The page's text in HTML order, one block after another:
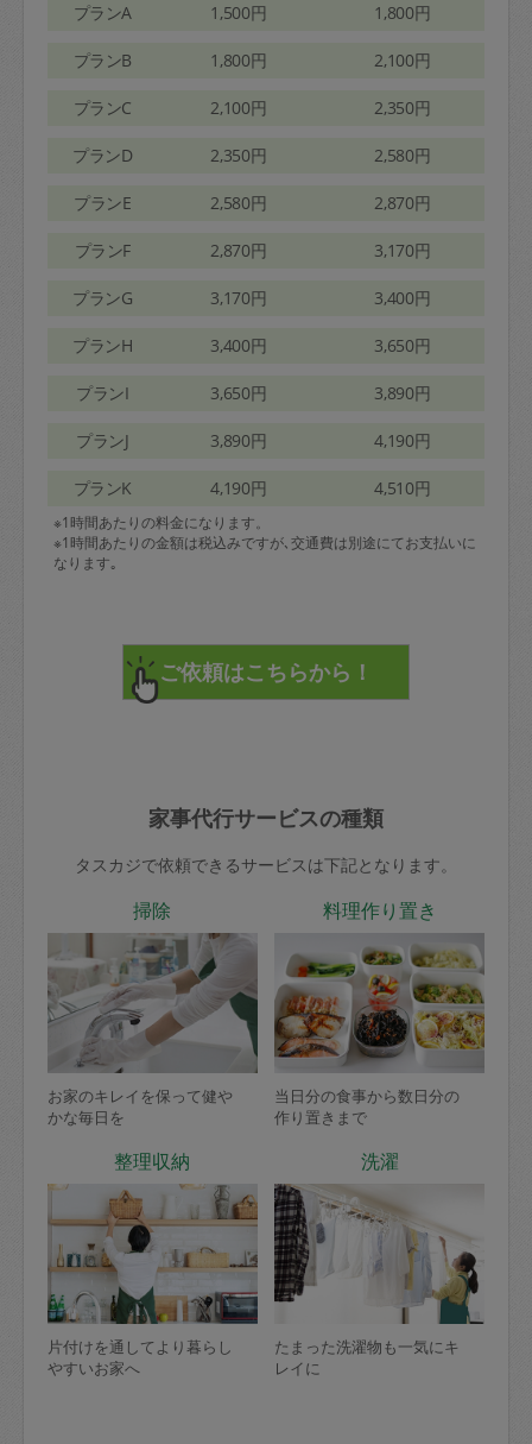
プランA 1,500円 1,800円
プランB 1,800円 2,100円
プランC 2,100円 2,350円
プランD 2,350円 2,580円
プランE 2,580円 2,870円
プランF 2,870円 3,170円
プランG 3,170円 3,400円
プランH 3,400円 3,650円
プランI 3,650円 3,890円
プランJ 3,890円 4,190円
プランK 4,190円 4,510円
※1時間あたりの料金になります。
※1時間あたりの金額は税込みですが､交通費は別途にてお支払いに
なります｡
家事代行サービスの種類
タスカジで依頼できるサービスは下記となります。
掃除
お家のキレイを保って健や
かな毎日を
料理作り置き
当日分の食事から数日分の
作り置きまで
整理収納
片付けを通してより暮らし
やすいお家へ
洗濯
たまった洗濯物も一気にキ
レイに